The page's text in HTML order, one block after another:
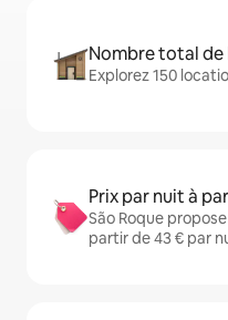
Nombre total de
Explorez 150
Prix par nuit à
São Roque
partir de 43 € par